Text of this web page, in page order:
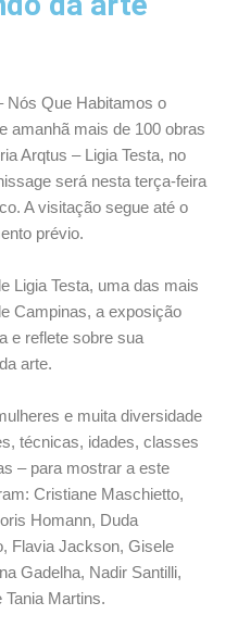
Nós Que Habitamos o
amanhã mais de 100 obras
Arqtus – Ligia Testa, no
será nesta terça-feira
A visitação segue até o
prévio.
Ligia Testa, uma das mais
Campinas, a exposição
e reflete sobre sua
da arte.
e muita diversidade
técnicas, idades, classes
– para mostrar a este
Cristiane Maschietto,
Homann, Duda
Flavia Jackson, Gisele
Gadelha, Nadir Santilli,
Martins.